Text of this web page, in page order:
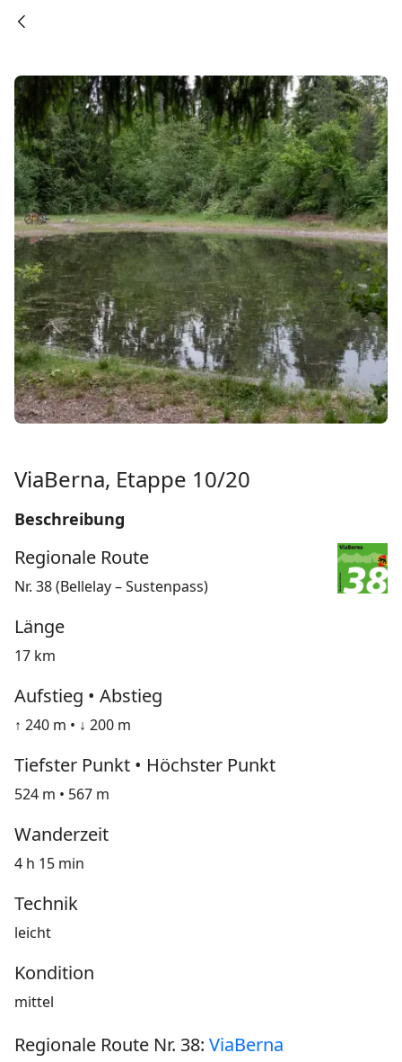
ViaBerna, Etappe 10/20
Beschreibung
Regionale Route
Nr. 38 (Bellelay – Sustenpass)
Länge
17 km
Aufstieg • Abstieg
↑ 240 m • ↓ 200 m
Tiefster Punkt • Höchster Punkt
524 m • 567 m
Wanderzeit
4 h 15 min
Technik
leicht
Kondition
mittel
Regionale Route Nr. 38: ViaBerna